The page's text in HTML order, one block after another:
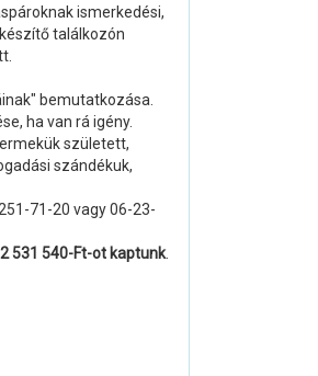
ismerkedési,
találkozón
bemutatkozása.
ha van rá igény.
született,
szándékuk,
71-20 vagy 06-23-
2 531 540-Ft-ot kaptunk.